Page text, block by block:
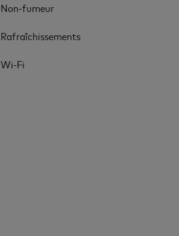
Non-fumeur
Rafraîchissements
Wi-Fi